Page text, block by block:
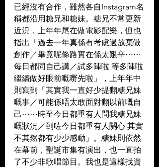
已經沒有合作，雖然各自Instagram名
稱都沿用糖兄和糖妹。糖兄不常更新
近況，上年年尾在做電影配樂，但也
指出「過去一年真係有考慮過放棄做
創作／畢竟呢條路實在係太艱辛⋯⋯
每日都同自己講／試多陣啦 等多陣啦
繼續做好眼前嘅嘢先啦」，上年年中
則寫到「其實我一直好少提翻糖兄妹
嘅事／可能係唔太敢面對翻以前嘅自
己⋯⋯時至今日都重有人問我糖兄妹
嘅狀況／到咗今日都重有人關心 其實
不其然都有少少感動」。糖妹則依然
在幕前，聖誕市集有演出，也一直拍
了不少非歌唱節目。我也是這樣找資